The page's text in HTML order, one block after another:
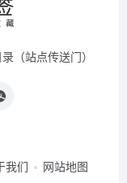
（站点传送门）
我们
网站地图